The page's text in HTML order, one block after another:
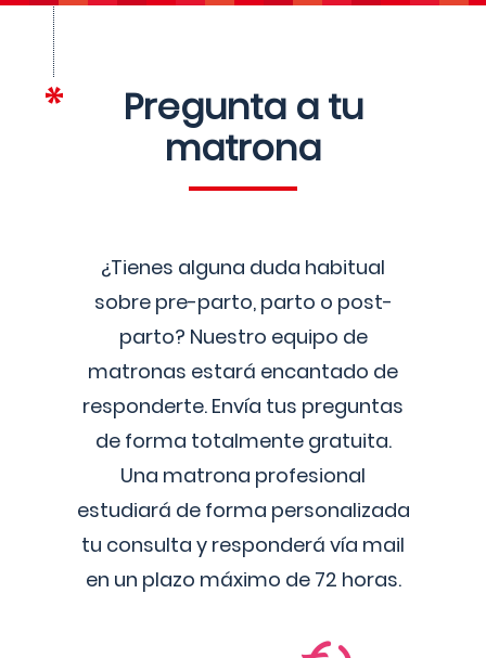
Pregunta a tu
matrona
¿Tienes alguna duda habitual
sobre pre-parto, parto o post-
parto? Nuestro equipo de
matronas estará encantado de
responderte. Envía tus preguntas
de forma totalmente gratuita.
Una matrona profesional
estudiará de forma personalizada
tu consulta y responderá vía mail
en un plazo máximo de 72 horas.